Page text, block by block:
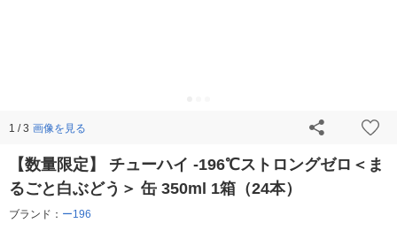
1 / 3 画像を見る
【数量限定】 チューハイ -196℃ストロングゼロ＜ま
るごと白ぶどう＞ 缶 350ml 1箱（24本）
ブランド： ー196